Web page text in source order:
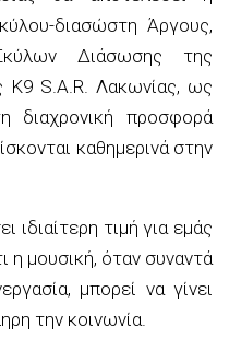
διασώστη Άργους,
Διάσωσης της
K9 S.A.R. Λακωνίας, ως
διαχρονική προσφορά
καθημερινά στην
ιδιαίτερη τιμή για εμάς
η μουσική, όταν συναντά
μπορεί να γίνει
την κοινωνία.